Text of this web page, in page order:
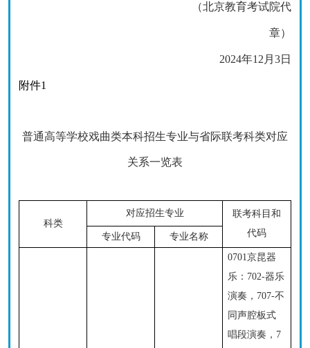
（北京教育考试院代
章）
2024年1 2 月 3日
附件1
普通高等学校戏曲类本科招生专业与省际联考科类对应
关系一览表
科类
对应招生专业 联考科目和
代码
专业代码 专业名称
0701京昆器
乐： 702-器乐
演奏，707-不
同声腔板式
唱段演奏，7